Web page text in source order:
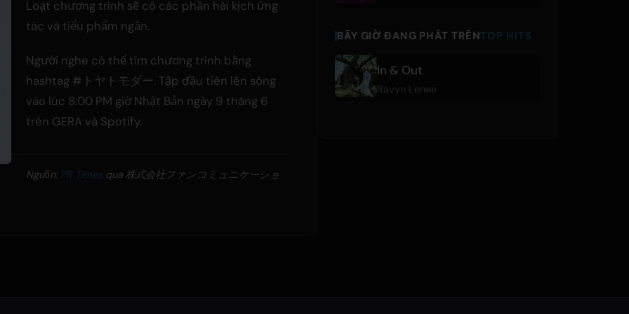
Loạt chương trình sẽ có các phần hài kịch ứng
tác và tiểu phẩm ngắn.
Người nghe có thể tìm chương trình bằng
hashtag #トヤトモダー. Tập đầu tiên lên sóng
vào lúc 8:00 PM giờ Nhật Bản ngày 9 tháng 6
trên GERA và Spotify.
Nguồn: PR Times qua 株式会社ファンコミュニケーショ
BÂY GIỜ ĐANG PHÁT TRÊNTOP HITS
In & Out
Ravyn Lenae